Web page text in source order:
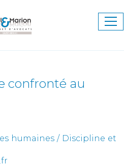
confronté au
humaines / Discipline et